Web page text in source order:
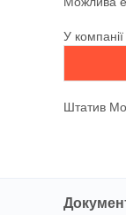
У
Штатив